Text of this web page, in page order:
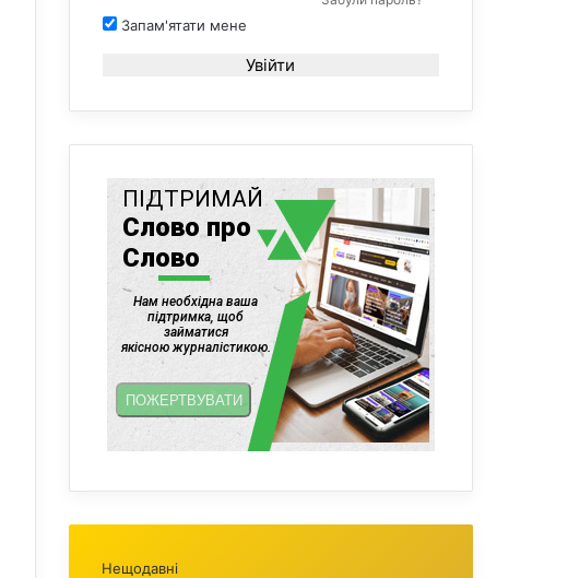
Запам'ятати мене
Увійти
Нещодавні